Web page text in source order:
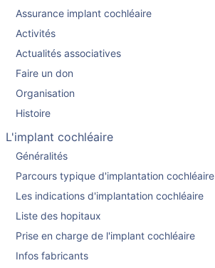
Assurance implant cochléaire
Activités
Actualités associatives
Faire un don
Organisation
Histoire
L'implant cochléaire
Généralités
Parcours typique d'implantation cochléaire
Les indications d'implantation cochléaire
Liste des hopitaux
Prise en charge de l'implant cochléaire
Infos fabricants